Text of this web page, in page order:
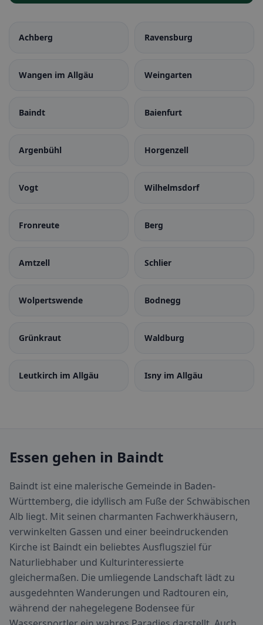
Achberg Ravensburg
Wangen im Allgäu Weingarten
Baindt Baienfurt
Argenbühl Horgenzell
Vogt Wilhelmsdorf
Fronreute Berg
Amtzell Schlier
Wolpertswende Bodnegg
Grünkraut Waldburg
Leutkirch im Allgäu Isny im Allgäu
Essen gehen in Baindt
Baindt ist eine malerische Gemeinde in Baden-
Württemberg, die idyllisch am Fuße der Schwäbischen
Alb liegt. Mit seinen charmanten Fachwerkhäusern,
verwinkelten Gassen und einer beeindruckenden
Kirche ist Baindt ein beliebtes Ausflugsziel für
Naturliebhaber und Kulturinteressierte
gleichermaßen. Die umliegende Landschaft lädt zu
ausgedehnten Wanderungen und Radtouren ein,
während der nahegelegene Bodensee für